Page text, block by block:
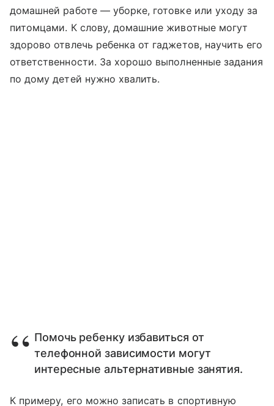
домашней работе — уборке, готовке или уходу за
питомцами. К слову, домашние животные могут
здорово отвлечь ребенка от гаджетов, научить его
ответственности. За хорошо выполненные задания
по дому детей нужно хвалить.
Помочь ребенку избавиться от
телефонной зависимости могут
интересные альтернативные занятия.
К примеру, его можно записать в спортивную